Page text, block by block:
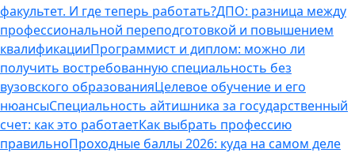
факультет. И где теперь работать?ДПО: разница между
профессиональной переподготовкой и повышением
квалификацииПрограммист и диплом: можно ли
получить востребованную специальность без
вузовского образованияЦелевое обучение и его
нюансыСпециальность айтишника за государственный
счет: как это работаетКак выбрать профессию
правильноПроходные баллы 2026: куда на самом деле